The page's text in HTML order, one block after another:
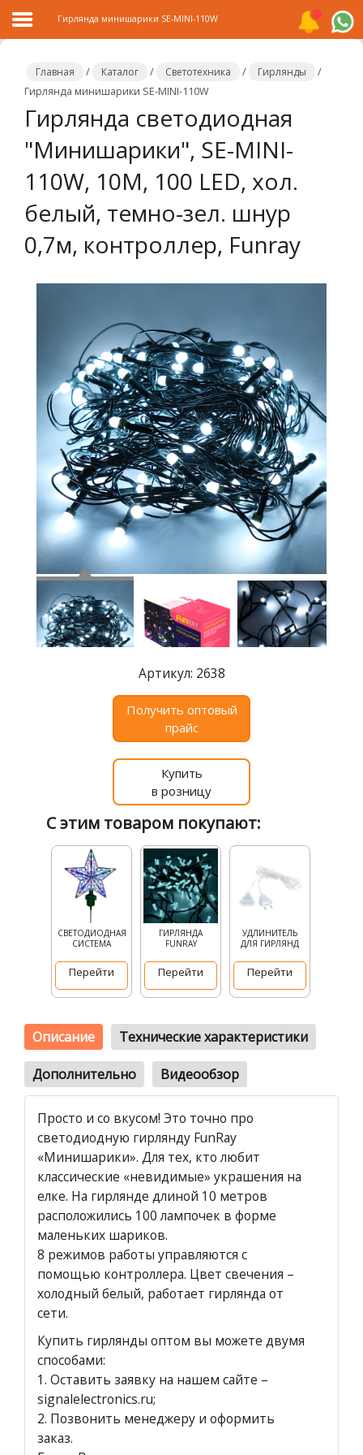
Главная
Каталог
Распродажа
О
компании
купить
Статьи
обзоры
Вакансии
Сертификаты
Отзывы
news@signalelectronics.ru
Гирлянда минишарики SE-MINI-110W
Главная / Каталог / Светотехника / Гирлянды
/
Гирлянда минишарики SE-MINI-110W
Гирлянда светодиодная
"Минишарики", SE-MINI-
110W, 10М, 100 LED, хол.
белый, темно-зел. шнур
0,7м, контроллер, Funray
Артикул: 2638
Получить оптовый
прайс
Купить
в розницу
С этим товаром покупают:
СВЕТОДИОДНАЯ
СИСТЕМА
Перейти
ГИРЛЯНДА
FUNRAY
Перейти
УДЛИНИТЕЛЬ
ДЛЯ ГИРЛЯНД
Перейти
Описание Технические характеристики
Дополнительно Видеообзор
Просто и со вкусом! Это точно про
светодиодную гирлянду FunRay
«Минишарики». Для тех, кто любит
классические «невидимые» украшения на
елке. На гирлянде длиной 10 метров
расположились 100 лампочек в форме
маленьких шариков.
8 режимов работы управляются с
помощью контроллера. Цвет свечения –
холодный белый, работает гирлянда от
сети.
Купить гирлянды оптом вы можете двумя
способами:
1. Оставить заявку на нашем сайте –
signalelectronics.ru;
2. Позвонить менеджеру и оформить
заказ.